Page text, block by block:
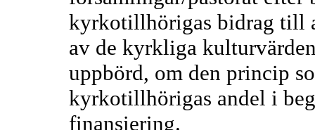
kyrkotillhörigas bidrag till
av de kyrkliga
uppbörd, om den princip
kyrkotillhörigas andel i
finansiering.